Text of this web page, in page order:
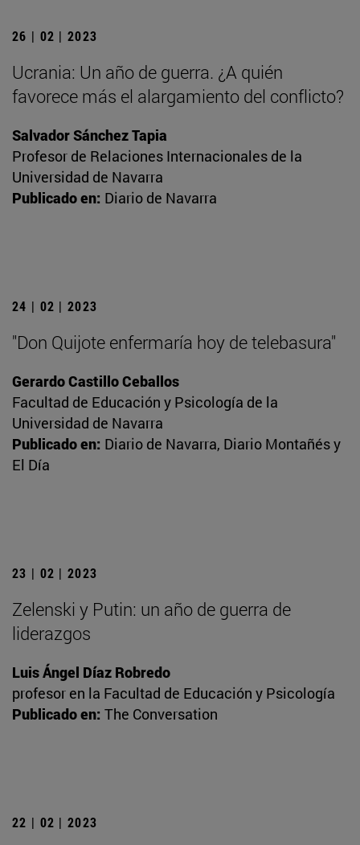
26 | 02 | 2023
Ucrania: Un año de guerra. ¿A quién
favorece más el alargamiento del conflicto?
Salvador Sánchez Tapia
Profesor de Relaciones Internacionales de la
Universidad de Navarra
Publicado en: Diario de Navarra
24 | 02 | 2023
"Don Quijote enfermaría hoy de telebasura"
Gerardo Castillo Ceballos
Facultad de Educación y Psicología de la
Universidad de Navarra
Publicado en: Diario de Navarra, Diario Montañés y
El Día
23 | 02 | 2023
Zelenski y Putin: un año de guerra de
liderazgos
Luis Ángel Díaz Robredo
profesor en la Facultad de Educación y Psicología
Publicado en: The Conversation
22 | 02 | 2023